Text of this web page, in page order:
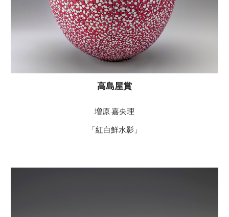
高島屋賞
増原 嘉央理
「紅白鮮水影」